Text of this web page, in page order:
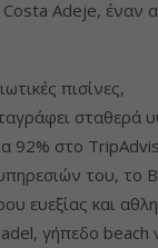
Costa Adeje, έναν
πισίνες,
σταθερά
92% στο
του, το
ευεξίας και
γήπεδο beach